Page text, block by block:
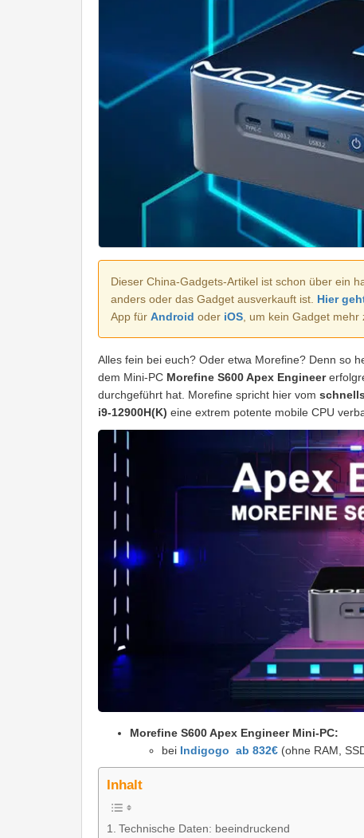
Dieser China-Gadgets-Artikel ist schon über ein
anders oder das Gadget ausverkauft ist. Hier
App für Android oder iOS, um kein Gadget mehr
Alles fein bei euch? Oder etwa Morefine? Denn so
dem Mini-PC Morefine S600 Apex Engineer
durchgeführt hat. Morefine spricht hier vom
i9-12900H(K) eine extrem potente mobile CPU
Morefine S600 Apex Engineer Mini-PC:
bei Indigogo ab 832€ (ohne RAM,
Inhalt
Technische Daten: beeindruckend